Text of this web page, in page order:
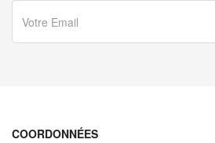
COORDONNÉES